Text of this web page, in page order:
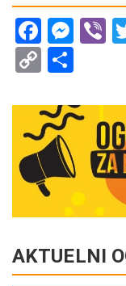
Copy
AKTUELNI